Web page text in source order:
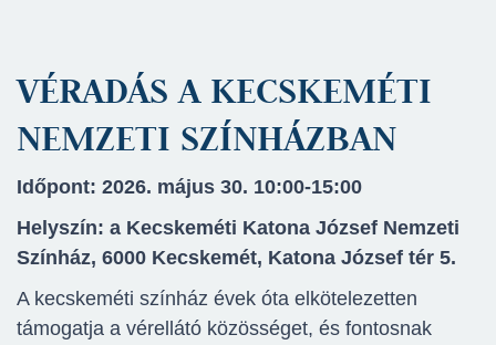
VÉRADÁS A KECSKEMÉTI
NEMZETI SZÍNHÁZBAN
Időpont: 2026. május 30. 10:00-15:00
Helyszín: a Kecskeméti Katona József Nemzeti
Színház, 6000 Kecskemét, Katona József tér 5.
A kecskeméti színház évek óta elkötelezetten
támogatja a vérellátó közösséget, és fontosnak